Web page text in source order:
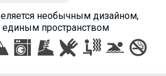
необычным дизайном,
пространством